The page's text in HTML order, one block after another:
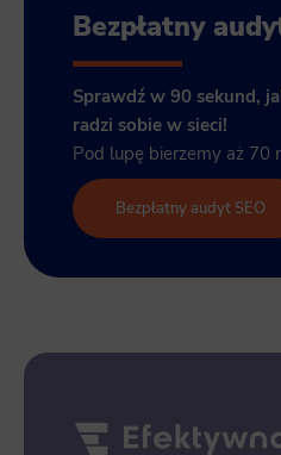
Bezpłatny
Sprawdź w 90 sekund,
radzi sobie w sieci!
Pod lupę bierzemy aż 70
Bezpłatny audyt SEO